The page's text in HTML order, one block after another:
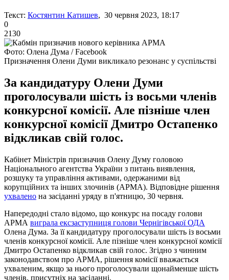
Текст: Костянтин Катишев, 30 червня 2023, 18:17
0
2130
Фото: Олена Дума / Facebook
Призначення Олени Думи викликало резонанс у суспільстві
За кандидатуру Олени Думи
проголосували шість із восьми членів
конкурсної комісії. Але пізніше член
конкурсної комісії Дмитро Остапенко
відкликав свій голос.
Кабінет Міністрів призначив Олену Думу головою
Національного агентства України з питань виявлення,
розшуку та управління активами, одержаними від
корупційних та інших злочинів (АРМА). Відповідне рішення
ухвалено на засіданні уряду в п'ятницю, 30 червня.
Напередодні стало відомо, що конкурс на посаду голови
АРМА виграла ексзаступниця голови Чернігівської ОДА
Олена Дума. За її кандидатуру проголосували шість із восьми
членів конкурсної комісії. Але пізніше член конкурсної комісії
Дмитро Остапенко відкликав свій голос. Згідно з чинним
законодавством про АРМА, рішення комісії вважається
ухваленим, якщо за нього проголосували щонайменше шість
членів, присутніх на засіданні.